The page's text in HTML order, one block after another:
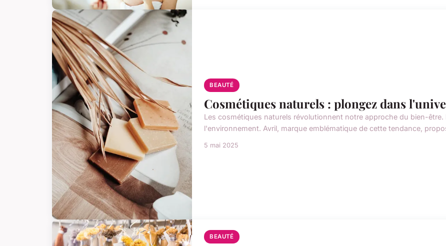
BEAUTÉ
Cosmétiques naturels : plongez dans
Les cosmétiques naturels révolutionnent notre approche du bien-
l'environnement. Avril, marque emblématique de cette tendance,
5 mai 2025
BEAUTÉ